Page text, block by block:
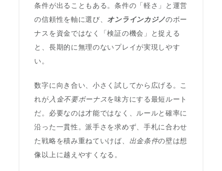
条件が出ることもある。条件の「軽さ」と運営
の信頼性を軸に選び、 オンラインカジノのボー
ナスを資金ではなく「検証の機会」と捉える
と、長期的に無理のないプレイが実現しやす
い。
数字に向き合い、小さく試してから広げる。こ
れが入金不要ボーナスを味方にする最短ルート
だ。必要なのは才能ではなく、ルールと確率に
沿った一貫性。派手さを求めず、手札に合わせ
た戦略を積み重ねていけば、 出金条件の壁は想
像以上に越えやすくなる。